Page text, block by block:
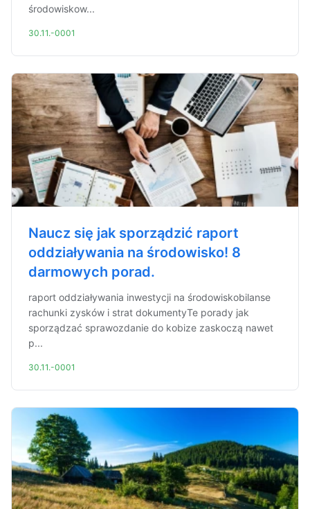
środowiskow...
30.11.-0001
Naucz się jak sporządzić raport
oddziaływania na środowisko! 8
darmowych porad.
raport oddziaływania inwestycji na środowiskobilanse
rachunki zysków i strat dokumentyTe porady jak
sporządzać sprawozdanie do kobize zaskoczą nawet
p...
30.11.-0001